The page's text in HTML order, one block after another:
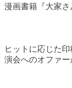
漫画書籍『大家さ
ヒットに応じた
演会へのオファー